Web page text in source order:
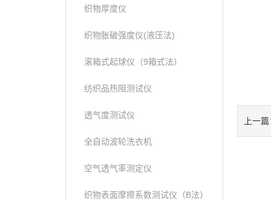
织物厚度仪
织物胀破强度仪(液压法)
滚箱式起球仪（9箱式法）
纺织品热阻测试仪
透气度测试仪
全自动波轮洗衣机
空气透气率测定仪
织物表面摩擦系数测试仪（B法）
上一